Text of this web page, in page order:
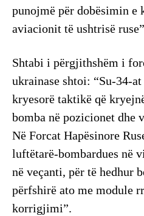
punojmë për dobësimin e
aviacionit të ushtrisë
Shtabi i përgjithshëm i
ukrainase shtoi: “Su-34-
kryesorë taktikë që
bomba në pozicionet dhe
Në Forcat Hapësinore
luftëtarë-bombardues në
në veçanti, për të hedhur
përfshirë ato me module
korrigjimi”.